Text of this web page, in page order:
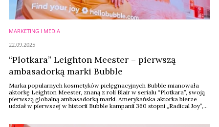
MARKETING I MEDIA
“Plotkara” Leighton Meester – pierwszą
ambasadorką marki Bubble
Marka popularnych kosmetyków pielęgnacyjnych Bubble mianowała
aktorkę Leighton Meester, znaną z roli Blair w serialu “Plotkara”, swoją
pierwszą globalną ambasadorką marki. Amerykańska aktorka bierze
udział w pierwszej w historii Bubble kampanii 360 stopni „Radical Joy”,
22.09.2025